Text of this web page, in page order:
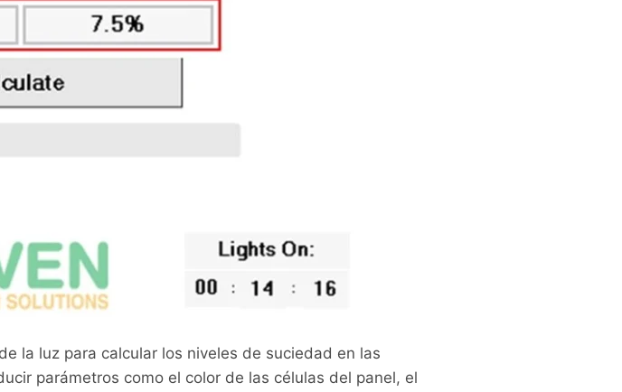
la luz para calcular los niveles de suciedad en las
parámetros como el color de las células del panel, el